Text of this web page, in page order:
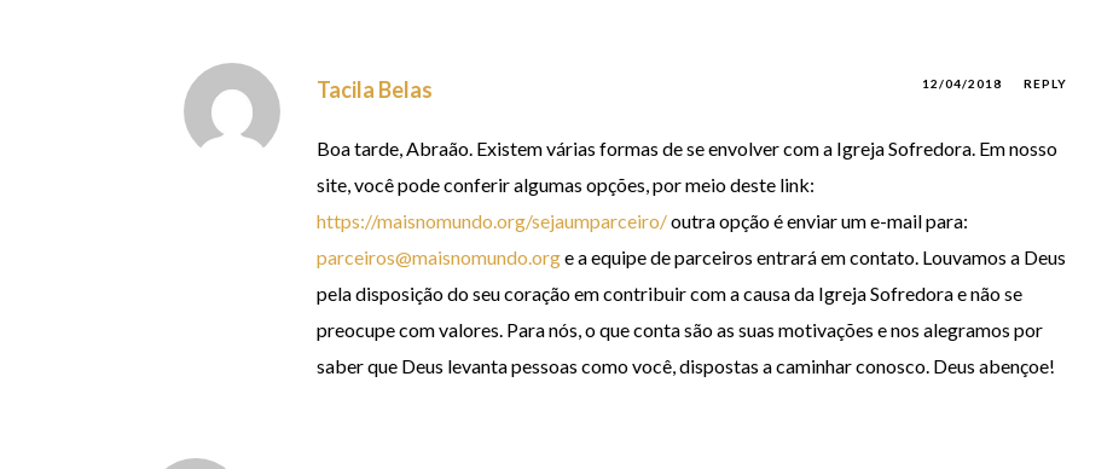
Tacila Belas 12/04/2018 REPLY
Boa tarde, Abraão. Existem várias formas de se envolver com a Igreja Sofredora. Em nosso
site, você pode conferir algumas opções, por meio deste link:
https://maisnomundo.org/sejaumparceiro/outra opção é enviar um e-mail para:
parceiros@maisnomundo.orge a equipe de parceiros entrará em contato. Louvamos a Deus
pela disposição do seu coração em contribuir com a causa da Igreja Sofredora e não se
preocupe com valores. Para nós, o que conta são as suas motivações e nos alegramos por
saber que Deus levanta pessoas como você, dispostas a caminhar conosco. Deus abençoe!